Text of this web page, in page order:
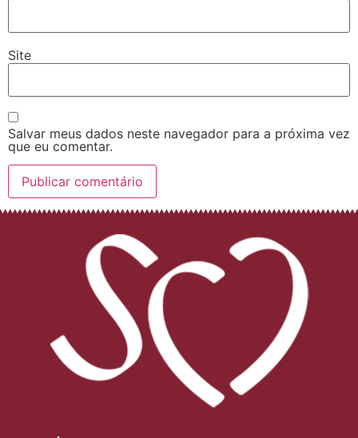
Site
Salvar meus dados neste navegador para a próxima vez
que eu comentar.